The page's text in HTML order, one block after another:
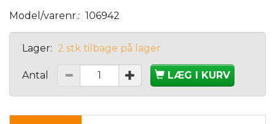
Model/varenr.: 106942
Lager: 2 stk tilbage på lager
Antal LÆG I KURV